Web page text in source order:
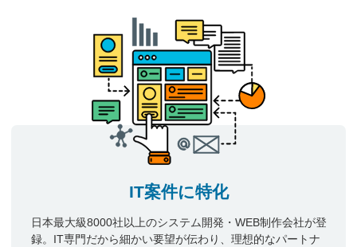
IT案件に特化
日本最大級8000社以上のシステム開発・WEB制作会社が登
録。IT専門だから細かい要望が伝わり、理想的なパートナ